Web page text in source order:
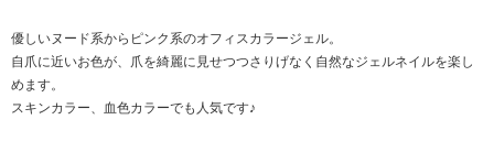
優しいヌード系からピンク系のオフィスカラージェル。
自爪に近いお色が、爪を綺麗に見せつつさりげなく自然なジェルネイルを楽し
めます。
スキンカラー、血色カラーでも人気です♪